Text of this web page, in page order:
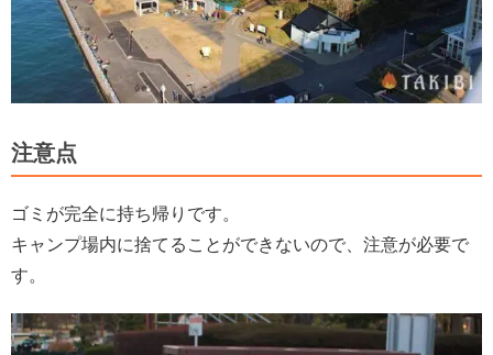
注意点
ゴミが完全に持ち帰りです。
キャンプ場内に捨てることができないので、注意が必要で
す。